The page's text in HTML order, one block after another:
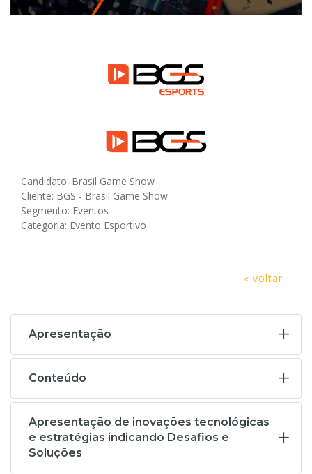
Candidato: Brasil Game Show
Cliente: BGS - Brasil Game Show
Segmento: Eventos
Categoria: Evento Esportivo
« voltar
Apresentação
Conteúdo
Apresentação de inovações tecnológicas
e estratégias indicando Desafios e
Soluções